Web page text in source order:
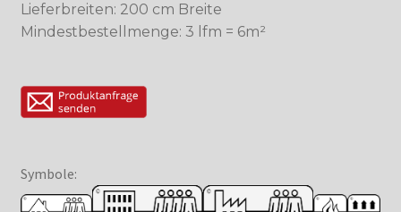
Lieferbreiten: 200 cm Breite
Mindestbestellmenge: 3 lfm = 6m²
Symbole: